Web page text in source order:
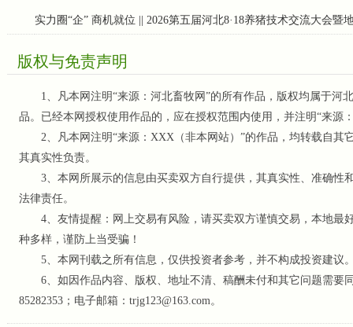
实力圈“企” 商机就位 || 2026第五届河北8·18养猪技术交流大会暨
版权与免责声明
1、凡本网注明“来源：河北畜牧网”的所有作品，版权均属于河
品。已经本网授权使用作品的，应在授权范围内使用，并注明“来源
2、凡本网注明“来源：XXX（非本网站）”的作品，均转载自其
其真实性负责。
3、本网所展示的信息由买卖双方自行提供，其真实性、准确性
法律责任。
4、友情提醒：网上交易有风险，请买卖双方谨慎交易，本地最
种多样，谨防上当受骗！
5、本网刊载之所有信息，仅供投资者参考 ，并不构成投资建议
6、如因作品内容、版权、地址不清、稿酬未付和其它问题需要
85282353；电子邮箱：trjg123@163.com。